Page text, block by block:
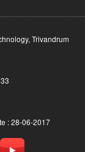
Trivandrum
: 28-06-2017